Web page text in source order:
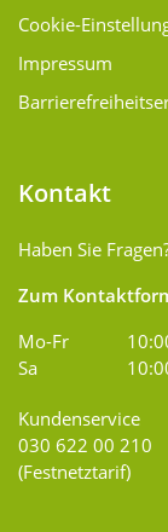
Cookie-
Impressum
Kontakt
Haben Sie
Zum
Mo-Fr
Sa
Kundenservice
030 622 00 210
(Festnetztarif)